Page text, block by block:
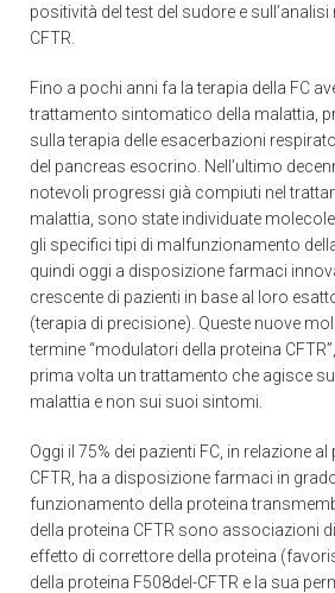
positività del test del sudore e
CFTR.
Fino a pochi anni fa la terapia della FC
trattamento sintomatico della malattia,
sulla terapia delle esacerbazioni
del pancreas esocrino. Nell’ultimo
notevoli progressi già compiuti nel
malattia, sono state individuate
gli specifici tipi di malfunzionamento
quindi oggi a disposizione farmaci
crescente di pazienti in base al loro
(terapia di precisione). Queste nuove
termine “modulatori della proteina
prima volta un trattamento che agisce
malattia e non sui suoi sintomi.
Oggi il 75% dei pazienti FC, in relazione
CFTR, ha a disposizione farmaci in
funzionamento della proteina
della proteina CFTR sono associazioni
effetto di correttore della proteina
della proteina F508del-CFTR e la sua